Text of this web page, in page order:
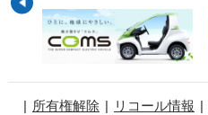
所有権解除 リコール情報